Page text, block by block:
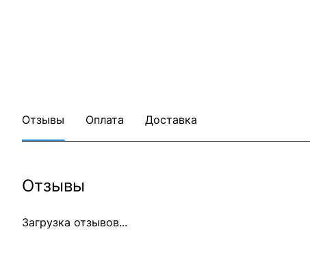
Отзывы Оплата Доставка
Отзывы
Загрузка отзывов...